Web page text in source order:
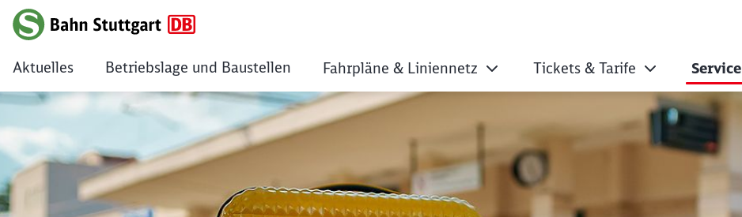
Der Fundservice der S-Bahn Stuttgart
Aktuelles Betriebslage und Baustellen Fahrpläne & Liniennetz Tickets & Tarife Service